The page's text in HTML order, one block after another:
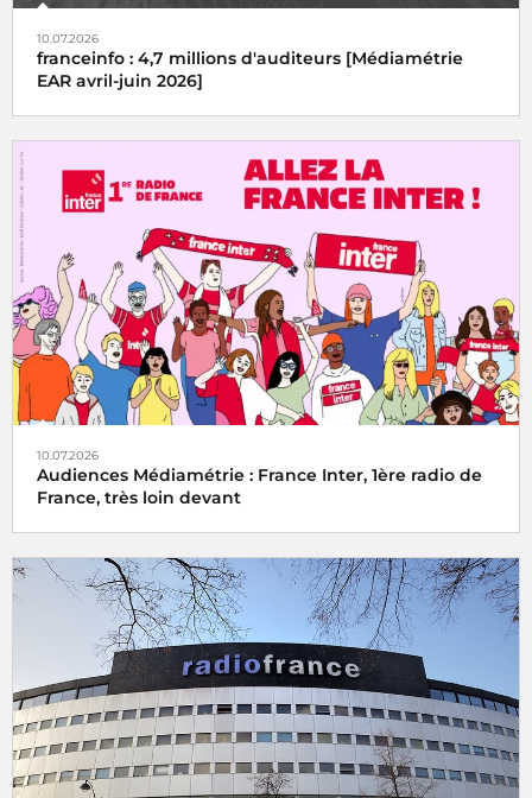
10.07.2026
franceinfo : 4,7 millions d'auditeurs [Médiamétrie
EAR avril-juin 2026]
10.07.2026
Audiences Médiamétrie : France Inter, 1ère radio de
France, très loin devant